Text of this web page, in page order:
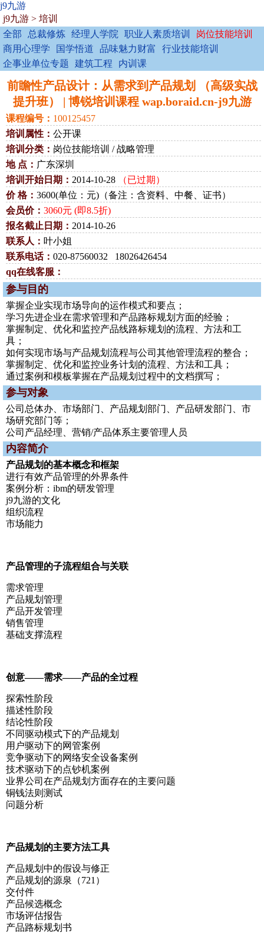
j9九游
j9九游 > 培训
全部
总裁修炼 经理人学院 职业人素质培训
岗位技能培训
商用心理学
国学悟道 品味魅力财富
行业技能培训
企事业单位专题
建筑工程 内训课
前瞻性产品设计：从需求到产品规划 （高级实战
提升班） | 博锐培训课程 wap.boraid.cn-j9九游
课程编号： 100125457
培训属性： 公开课
培训分类： 岗位技能培训 / 战略管理
地 点： 广东深圳
培训开始日期： 2014-10-28
（已过期）
价 格： 3600(单位：元)（备注：含资料、中餐、证书）
会员价： 3060元 (即8.5折)
报名截止日期： 2014-10-26
联系人： 叶小姐
联系电话： 020-87560032 18026426454
qq在线客服：
参与目的
掌握企业实现市场导向的运作模式和要点；
学习先进企业在需求管理和产品路标规划方面的经验；
掌握制定、优化和监控产品线路标规划的流程、方法和工
具；
如何实现市场与产品规划流程与公司其他管理流程的整合；
掌握制定、优化和监控业务计划的流程、方法和工具；
通过案例和模板掌握在产品规划过程中的文档撰写；
参与对象
公司总体办、市场部门、产品规划部门、产品研发部门、市
场研究部门等；
公司产品经理、营销/产品体系主要管理人员
内容简介
产品规划的基本概念和框架
进行有效产品管理的外界条件
案例分析：ibm的研发管理
j9九游的文化
组织流程
市场能力
产品管理的子流程组合与关联
需求管理
产品规划管理
产品开发管理
销售管理
基础支撑流程
创意——需求——产品的全过程
探索性阶段
描述性阶段
结论性阶段
不同驱动模式下的产品规划
用户驱动下的网管案例
竞争驱动下的网络安全设备案例
技术驱动下的点钞机案例
业界公司在产品规划方面存在的主要问题
铜钱法则测试
问题分析
产品规划的主要方法工具
产品规划中的假设与修正
产品规划的源泉（721）
交付件
产品候选概念
市场评估报告
产品路标规划书